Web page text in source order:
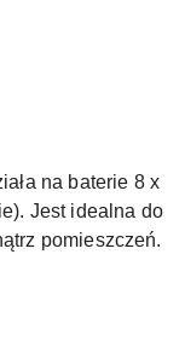
na baterie 8 x
Jest idealna do
pomieszczeń.